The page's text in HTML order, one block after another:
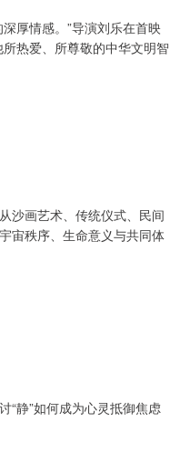
厚情感。”导演刘乐在首映
热爱、所尊敬的中华文明智
沙画艺术、传统仪式、民间
宙秩序、生命意义与共同体
“静”如何成为心灵抵御焦虑